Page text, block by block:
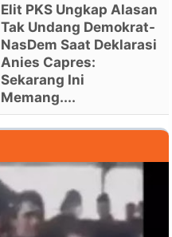
Elit PKS Ungkap Alasan
Tak Undang Demokrat-
NasDem Saat Deklarasi
Anies Capres:
Sekarang Ini
Memang....